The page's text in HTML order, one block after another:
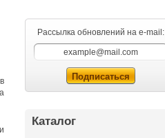
Рассылка обновлений на e-mail:
Каталог